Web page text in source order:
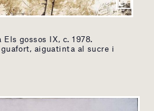
Els gossos IX, c. 1978.
aiguatinta al sucre i